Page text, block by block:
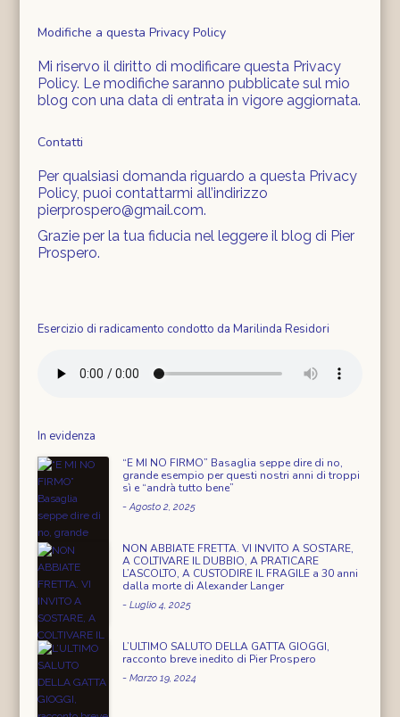
Modifiche a questa Privacy Policy
Mi riservo il diritto di modificare questa Privacy
Policy. Le modifiche saranno pubblicate sul mio
blog con una data di entrata in vigore aggiornata.
Contatti
Per qualsiasi domanda riguardo a questa Privacy
Policy, puoi contattarmi all’indirizzo
pierprospero@gmail.com.
Grazie per la tua fiducia nel leggere il blog di Pier
Prospero.
Esercizio di radicamento condotto da Marilinda Residori
In evidenza
“E MI NO FIRMO” Basaglia seppe dire di no,
grande esempio per questi nostri anni di troppi
sì e “andrà tutto bene”
-Agosto 2, 2025
NON ABBIATE FRETTA. VI INVITO A SOSTARE,
A COLTIVARE IL DUBBIO, A PRATICARE
L’ASCOLTO, A CUSTODIRE IL FRAGILE a 30 anni
dalla morte di Alexander Langer
-Luglio 4, 2025
L’ULTIMO SALUTO DELLA GATTA GIOGGI,
racconto breve inedito di Pier Prospero
-Marzo 19, 2024